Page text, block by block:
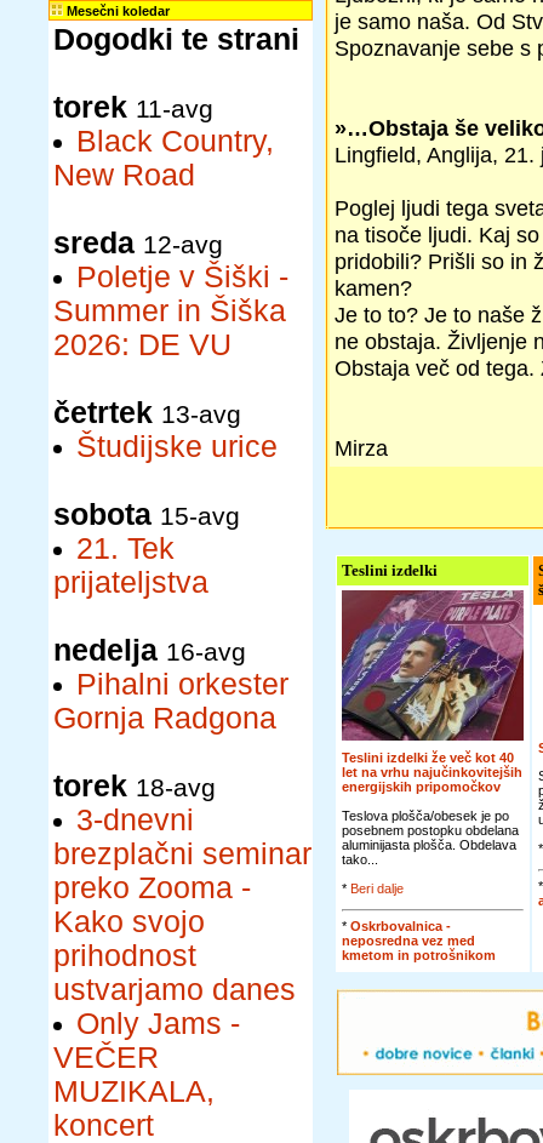
Mesečni koledar
Dogodki te strani
torek 11-avg
Black Country,
New Road
sreda 12-avg
Poletje v Šiški -
Summer in Šiška
2026: DE VU
četrtek 13-avg
Študijske urice
sobota 15-avg
21. Tek
prijateljstva
nedelja 16-avg
Pihalni orkester
Gornja Radgona
torek 18-avg
3-dnevni
brezplačni seminar
preko Zooma -
Kako svojo
prihodnost
ustvarjamo danes
Only Jams -
VEČER
MUZIKALA,
koncert
je samo naša. Od
Spoznavanje sebe s
»…Obstaja še
Lingfield, Anglija, 21.
Poglej ljudi tega
na tisoče ljudi. Kaj
pridobili? Prišli so in
kamen?
Je to to? Je to naše
ne obstaja. Življenje
Obstaja več od
Mirza
Teslini izdelki
Teslini izdelki že več kot 40
let na vrhu najučinkovitejših
energijskih pripomočkov
Teslova plošča/obesek je po
posebnem postopku obdelana
aluminijasta plošča. Obdelava
tako...
* Beri dalje
* Oskrbovalnica -
neposredna vez med
kmetom in potrošnikom